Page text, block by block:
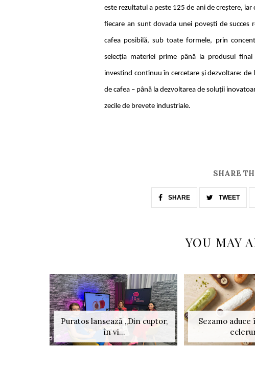
este rezultatul a peste 125 de ani de creștere, iar
fiecare an sunt dovada unei povești de succes
cafea posibilă, sub toate formele, prin
selecția materiei prime până la produsul
investind continuu în cercetare și dezvoltare:
de cafea – până la dezvoltarea de soluții
zecile de brevete industriale.
SHARE
SHARE TWEET
YOU MAY
Puratos lansează „Din cuptor,
în vi...
Sezamo